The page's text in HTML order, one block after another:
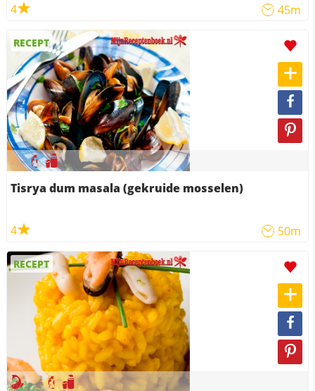
4 45m
RECEPT
Tisrya dum masala (gekruide mosselen)
4 50m
RECEPT